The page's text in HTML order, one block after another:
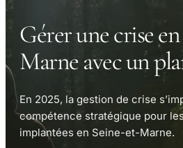
Gérer une crise
Marne avec un
En 2025, la gestion de crise
compétence stratégique pour
implantées en Seine-et-Marne.